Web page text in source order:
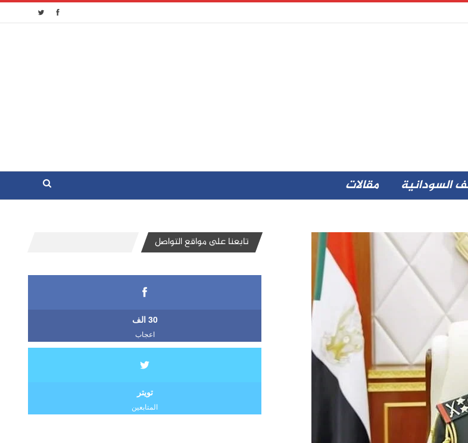
السودانية مقالات
تابعنا على مواقع التواصل
30 الف
اعجاب
تويتر
المتابعين